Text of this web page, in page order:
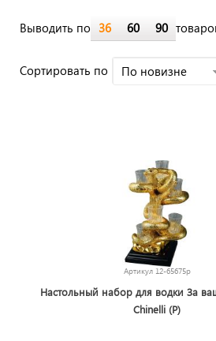
Выводить по 36 60 90
Cортировать по По новизне
Артикул 12-65675p
Настольный набор для водки За
Chinelli (Р)